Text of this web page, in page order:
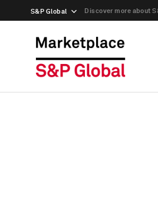
S&P Global Discover more about